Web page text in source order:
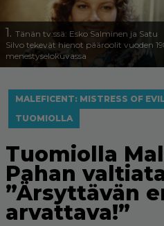
1. Tänän tv:ssä: Esko Salminen ja Satu
Silvo tekevät hienot pääroolit vuoden
menestyselokuvassa
MALEFICENT: MISTRESS OF
TUOMIOLLA
Tuomiolla
Pahan
”Ärsyttävän
arvattava!”